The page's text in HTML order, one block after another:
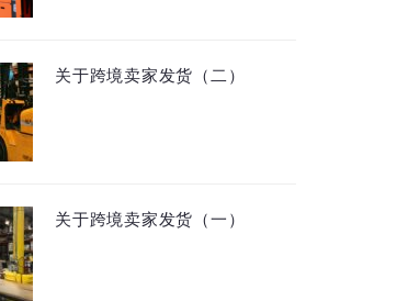
关于跨境卖家发货（二）
关于跨境卖家发货（一）